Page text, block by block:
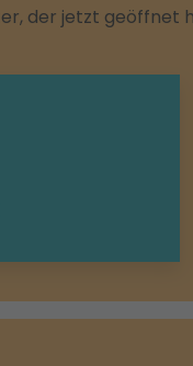
der jetzt